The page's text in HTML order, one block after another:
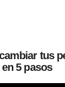
tus
en 5 pasos